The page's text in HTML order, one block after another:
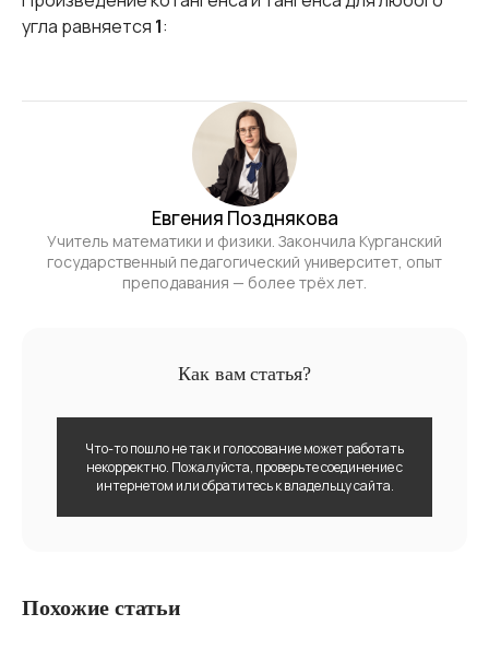
угла равняется 1:
Евгения Позднякова
Учитель математики и физики. Закончила Курганский
государственный педагогический университет, опыт
преподавания — более трёх лет.
Как вам статья?
Что-то пошло не так и голосование может работать
некорректно. Пожалуйста, проверьте соединение с
интернетом или обратитесь к владельцу сайта.
Похожие статьи